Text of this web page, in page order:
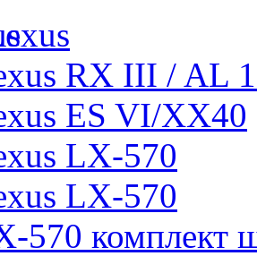
RX III / AL
ES VI/XX40
LX-570
LX-570
570 комплект